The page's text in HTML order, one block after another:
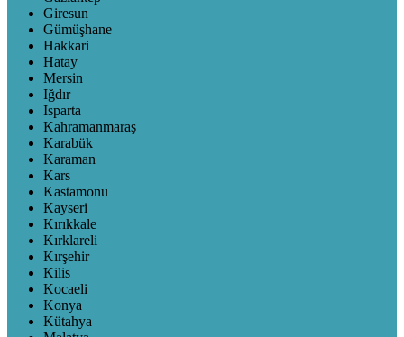
Giresun
Gümüşhane
Hakkari
Hatay
Mersin
Iğdır
Isparta
Kahramanmaraş
Karabük
Karaman
Kars
Kastamonu
Kayseri
Kırıkkale
Kırklareli
Kırşehir
Kilis
Kocaeli
Konya
Kütahya